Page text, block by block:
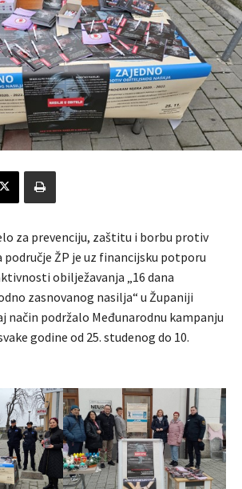
za prevenciju, zaštitu i borbu protiv
ŽP je uz financijsku potporu
obilježavanja „16 dana
zasnovanog nasilja“ u Županiji
način podržalo Međunarodnu kampanju
godine od 25. studenog do 10.